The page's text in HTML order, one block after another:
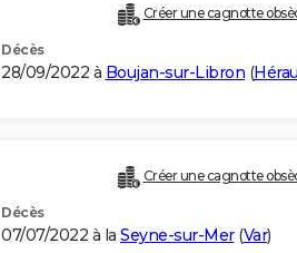
Créer une cagnotte
Décès
28/09/2022 à Boujan-sur-Libron (
Créer une cagnotte
Décès
07/07/2022 à la Seyne-sur-Mer(Var)